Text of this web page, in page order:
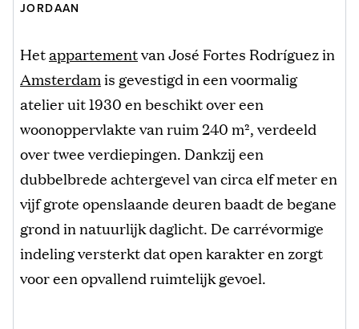
JORDAAN
Hetappartementvan José Fortes Rodríguez in
Amsterdamis gevestigd in een voormalig
atelier uit 1930 en beschikt over een
woonoppervlakte van ruim 240 m², verdeeld
over twee verdiepingen. Dankzij een
dubbelbrede achtergevel van circa elf meter en
vijf grote openslaande deuren baadt de begane
grond in natuurlijk daglicht. De carrévormige
indeling versterkt dat open karakter en zorgt
voor een opvallend ruimtelijk gevoel.